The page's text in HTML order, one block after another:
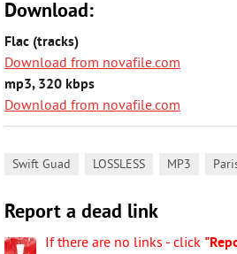
Download:
Flac (tracks)
Download from novafile.com
mp3, 320 kbps
Download from novafile.com
Swift Guad LOSSLESS MP3
Report a dead link
If there are no links - click